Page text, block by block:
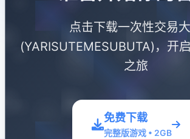
点击下载一次性交易
(YARISUTEMESUBUTA)，开
之旅
免费下载
完整版游戏 • 2GB